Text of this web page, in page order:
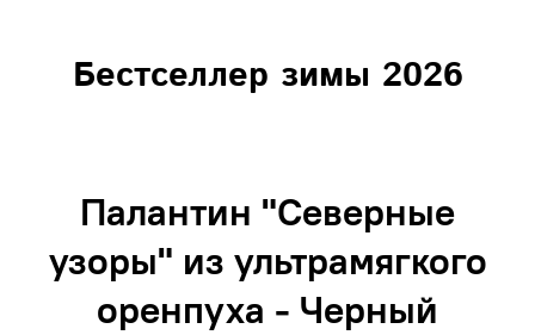
Бестселлер зимы 2026
Палантин "Северные
узоры" из ультрамягкого
оренпуха - Черный